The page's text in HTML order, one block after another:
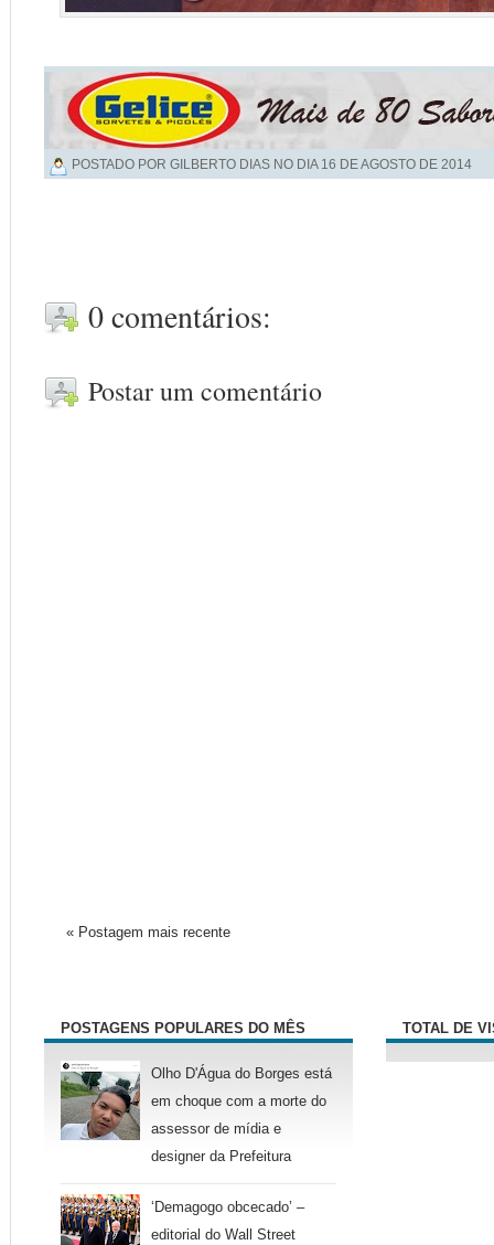
POSTADO POR GILBERTO DIAS NO DIA 16 DE AGOSTO DE 2014
0 comentários:
Postar um comentário
« Postagem mais recente
POSTAGENS POPULARES DO MÊS
Olho D'Água do Borges está
em choque com a morte do
assessor de mídia e
designer da Prefeitura
‘Demagogo obcecado’ –
editorial do Wall Street
TOTAL DE